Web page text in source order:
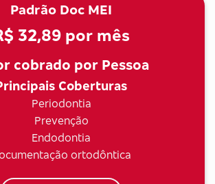
Padrão Doc MEI
32,89por mês
cobrado por Pessoa
Coberturas
Periodontia
Prevenção
Endodontia
ortodôntica